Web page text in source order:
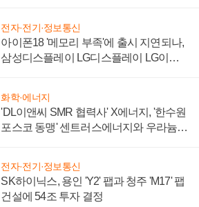
전자·전기·정보통신
아이폰18 '메모리 부족'에 출시 지연되나,
삼성디스플레이 LG디스플레이 LG이노
화학·에너지
'DL이앤씨 SMR 협력사' X에너지, '한수원
포스코 동맹' 센트러스에너지와 우라늄
전자·전기·정보통신
SK하이닉스, 용인 'Y2' 팹과 청주 'M17' 팹
건설에 54조 투자 결정